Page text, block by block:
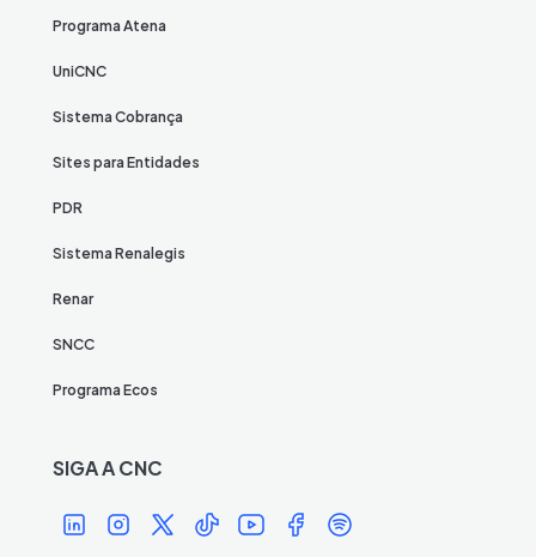
Programa Atena
UniCNC
Sistema Cobrança
Sites para Entidades
PDR
Sistema Renalegis
Renar
SNCC
Programa Ecos
SIGA A CNC
Í
c
Í
c
Í
c
Í
c
Í
c
Í
c
Í
c